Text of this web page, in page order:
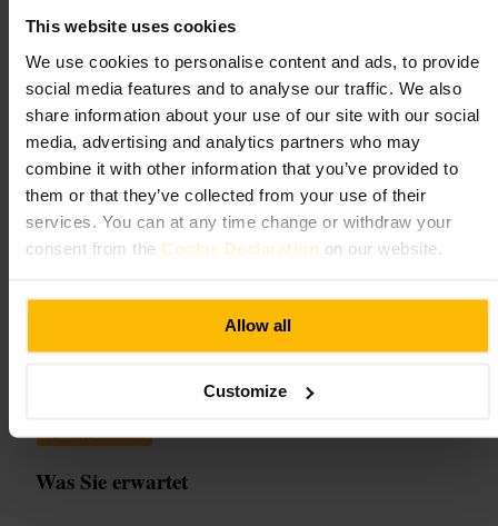
This website uses cookies
We use cookies to personalise content and ads, to provide
social media features and to analyse our traffic. We also
share information about your use of our site with our social
media, advertising and analytics partners who may
combine it with other information that you’ve provided to
them or that they’ve collected from your use of their
services. You can at any time change or withdraw your
consent from the Cookie Declaration on our website.
Allow all
Customize
SugarLoaf Bakery and Pastry Shop
Essen und Trinken•Dessertgeschäft•Patisserie
4,6
Bild /Sugarloaf Bakery and Pastry Shop
“Frisch gebacken, mitten in Phibsborough.”
Familienfreundlich
Was Sie erwartet